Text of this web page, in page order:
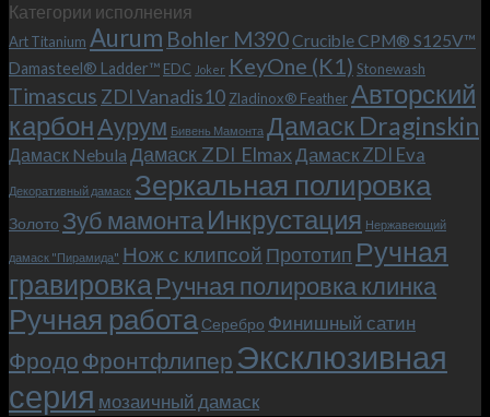
и
клипсой!
Макс
(Mad
Max),
или
как
мы
прикоснулись
к
фильма.
Категории исполнения
Art Titanium Aurum Bohler M390Crucible CPM® S125V™
Damasteel® Ladder™ EDC Joker KeyOne (K1) Stonewash
Timascus ZDI Vanadis10 Zladinox® FeatherАвторский
карбонАурум Бивень Мамонта Дамаск Draginskin
Дамаск Nebula Дамаск ZDI ElmaxДамаск ZDI Eva
Декоративный дамаск Зеркальная полировка
Золото Зуб мамонтаИнкрустация Нержавеющий
дамаск "Пирамида" Нож с клипсой Прототип Ручная
гравировкаРучная полировка клинка
Ручная работа Серебро Финишный сатин
Фродо Фронтфлипер Эксклюзивная
серия мозаичный дамаск